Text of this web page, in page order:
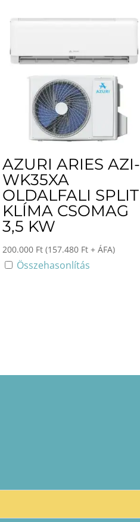
AZURI ARIES AZI-
WK35XA
OLDALFALI SPLIT
KLÍMA CSOMAG
3,5 KW
200.000 Ft (157.480 Ft + ÁFA)
Összehasonlítás